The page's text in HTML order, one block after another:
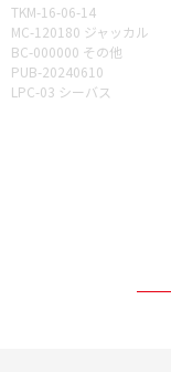
TKM-16-06-14
MC-120180 ジャッカル
BC-000000 その他
PUB-20240610
LPC-03 シーバス